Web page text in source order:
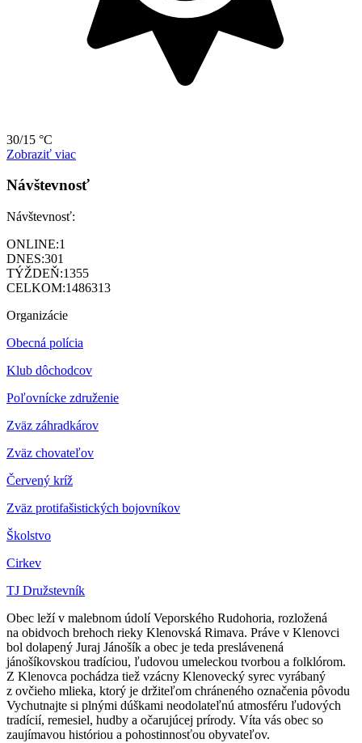
30/15 °C
Zobraziť viac
Návštevnosť
Návštevnosť:
ONLINE:1
DNES:301
TÝŽDEŇ:1355
CELKOM:1486313
Organizácie
Obecná polícia
Klub dôchodcov
Poľovnícke združenie
Zväz záhradkárov
Zväz chovateľov
Červený kríž
Zväz protifašistických bojovníkov
Školstvo
Cirkev
TJ Družstevník
Obec leží v malebnom údolí Veporského Rudohoria, rozložená
na obidvoch brehoch rieky Klenovská Rimava. Práve v Klenovci
bol dolapený Juraj Jánošík a obec je teda preslávenená
jánošíkovskou tradíciou, ľudovou umeleckou tvorbou a folklórom.
Z Klenovca pochádza tiež vzácny Klenovecký syrec vyrábaný
z ovčieho mlieka, ktorý je držiteľom chráneného označenia pôvodu
Vychutnajte si plnými dúškami neodolateľnú atmosféru ľudových
tradícií, remesiel, hudby a očarujúcej prírody. Víta vás obec so
zaujímavou históriou a pohostinnosťou obyvateľov.